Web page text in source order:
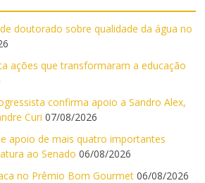
doutorado sobre qualidade da água no
ações que transformaram a educação
confirma apoio a Sandro Alex,
Curi 07/08/2026
apoio de mais quatro importantes
ao Senado 06/08/2026
no Prêmio Bom Gourmet 06/08/2026